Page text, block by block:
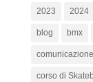
2023 2024
blog bmx
comunicazione
corso di